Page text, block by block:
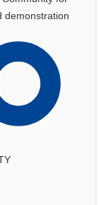
demonstration